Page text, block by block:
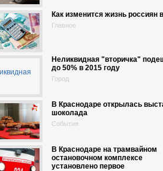
Как изменится жизнь россиян
Главное
Неликвидная "вторичка"
до 50% в 2015 году
Город
В Краснодаре открылась
шоколада
События
В Краснодаре на трамвайном
остановочном комплексе
установлено первое